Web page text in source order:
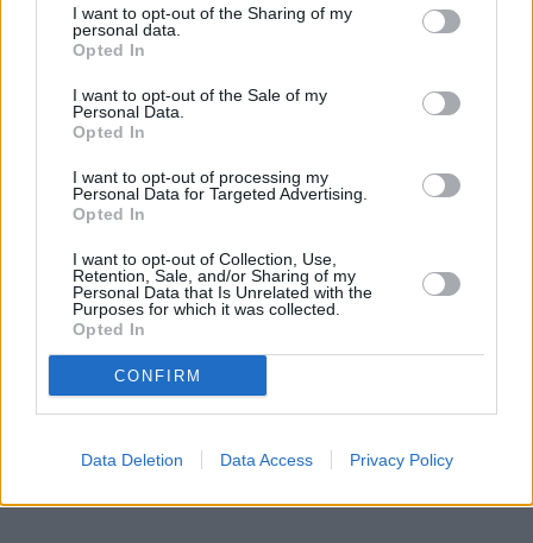
I want to opt-out of the Sharing of my
personal data.
Opted In
I want to opt-out of the Sale of my
Personal Data.
Opted In
I want to opt-out of processing my
Personal Data for Targeted Advertising.
Opted In
I want to opt-out of Collection, Use,
Retention, Sale, and/or Sharing of my
Personal Data that Is Unrelated with the
Purposes for which it was collected.
Opted In
CONFIRM
Data Deletion Data Access Privacy Policy